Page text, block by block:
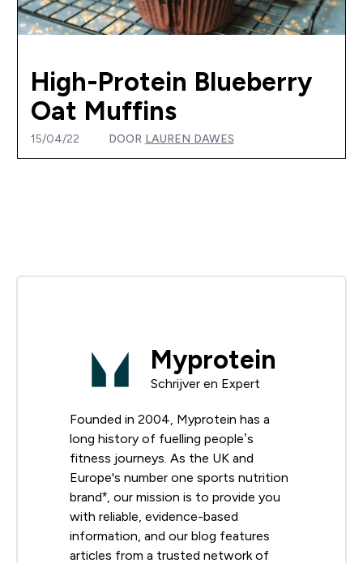
High-Protein Blueberry
Oat Muffins
15/04/22 DOOR LAUREN DAWES
Myprotein
Schrijver en Expert
Founded in 2004, Myprotein has a
long history of fuelling people’s
fitness journeys. As the UK and
Europe's number one sports nutrition
brand*, our mission is to provide you
with reliable, evidence-based
information, and our blog features
articles from a trusted network of